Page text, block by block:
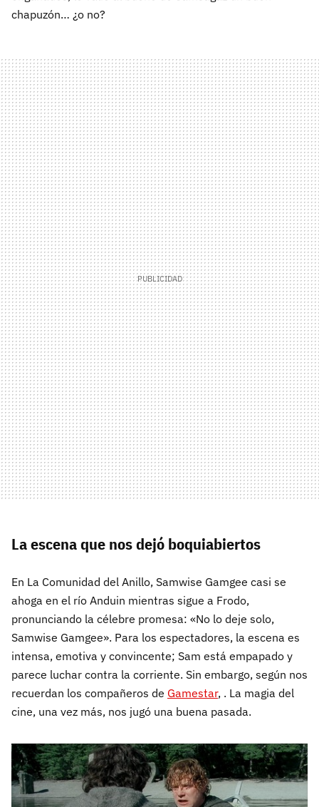
chapuzón… ¿o no?
La escena que nos dejó boquiabiertos
En La Comunidad del Anillo, Samwise Gamgee casi se
ahoga en el río Anduin mientras sigue a Frodo,
pronunciando la célebre promesa: «No lo deje solo,
Samwise Gamgee». Para los espectadores, la escena es
intensa, emotiva y convincente; Sam está empapado y
parece luchar contra la corriente. Sin embargo, según nos
recuerdan los compañeros de Gamestar, . La magia del
cine, una vez más, nos jugó una buena pasada.